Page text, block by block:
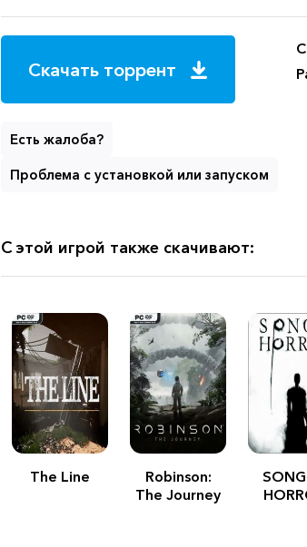
Скачать торрент
Есть жалоба?
Проблема с установкой или запуском
С этой игрой также скачивают:
The Line
Robinson:
The Journey